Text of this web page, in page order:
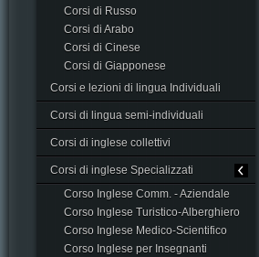
Corsi di Russo
Corsi di Arabo
Corsi di Cinese
Corsi di Giapponese
Corsi e lezioni di lingua Individuali
Corsi di lingua semi-individuali
Corsi di inglese collettivi
Corsi di inglese Specializzati
Corso Inglese Comm. - Aziendale
Corso Inglese Turistico-Alberghiero
Corso Inglese Medico-Scientifico
Corso Inglese per Insegnanti